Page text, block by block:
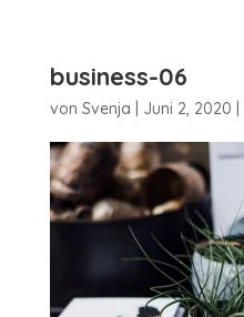
business-06
von Svenja Juni 2, 2020